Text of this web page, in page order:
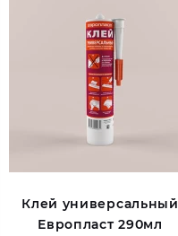
Клей универсальный
Европласт 290мл